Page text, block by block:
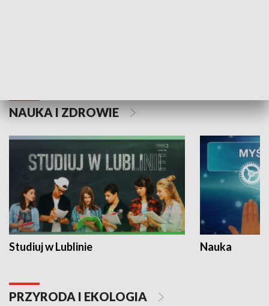
NAUKA I ZDROWIE
Studiuj w Lublinie Nauka
PRZYRODA I EKOLOGIA